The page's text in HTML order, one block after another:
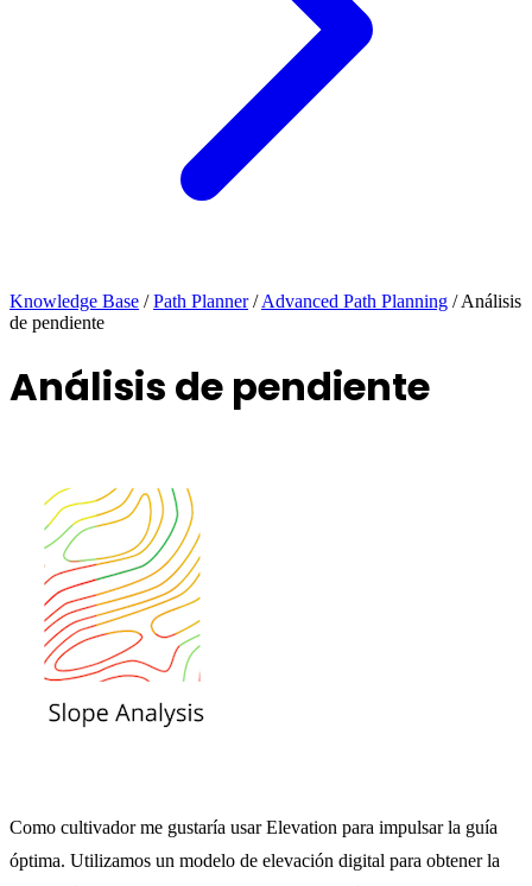
Knowledge Base / Path Planner / Advanced Path Planning / Análisis
de pendiente
Análisis de pendiente
Como cultivador me gustaría usar Elevation para impulsar la guía
óptima. Utilizamos un modelo de elevación digital para obtener la